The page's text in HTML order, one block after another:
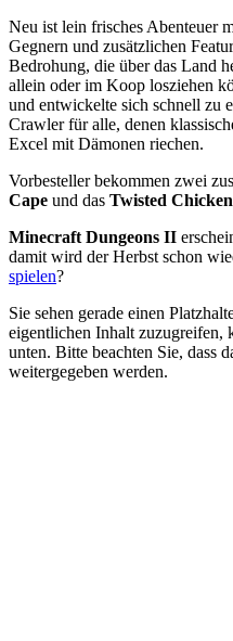
Neu ist lein frisches Abenteuer
Gegnern und zusätzlichen
Bedrohung, die über das Land
allein oder im Koop losziehen
und entwickelte sich schnell zu
Crawler für alle, denen
Excel mit Dämonen riechen.
Vorbesteller bekommen zwei
Cape und das Twisted
Minecraft Dungeons II
damit wird der Herbst schon
spielen?
Sie sehen gerade einen
eigentlichen Inhalt zuzugreifen,
unten. Bitte beachten Sie, dass
weitergegeben werden.